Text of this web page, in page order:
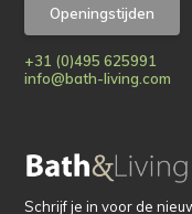
Openingstijden
+31 (0)495 625991
info@bath-living.com
Schrijf je in voor de